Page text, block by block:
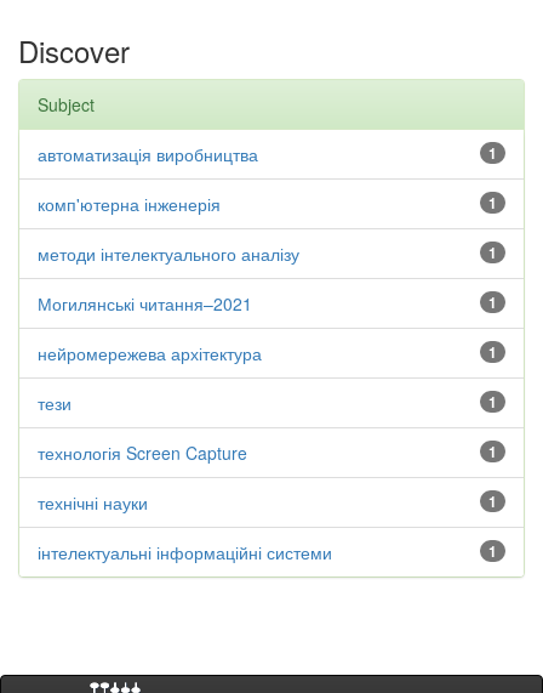
Discover
Subject
1
автоматизація виробництва
1
комп'ютерна інженерія
1
методи інтелектуального аналізу
1
Могилянські читання–2021
1
нейромережева архітектура
1
тези
1
технологія Screen Capture
1
технічні науки
1
інтелектуальні інформаційні системи